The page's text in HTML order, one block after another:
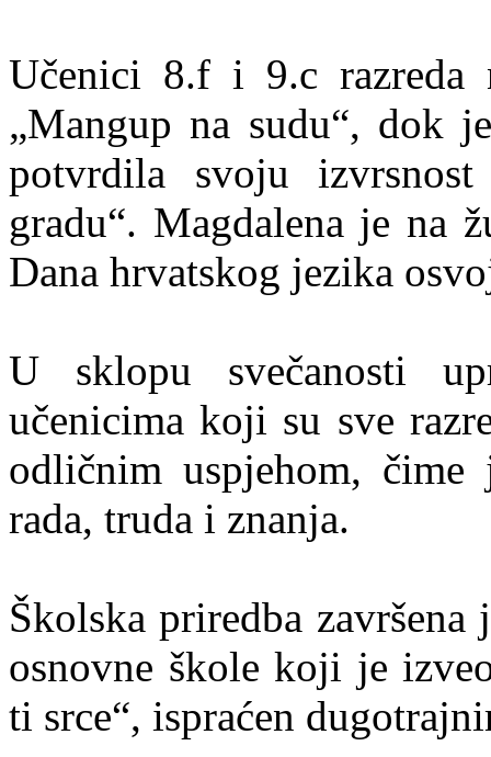
Učenici 8.f i 9.c razreda
„Mangup na sudu“, dok
potvrdila svoju
gradu“. Magdalena je na
Dana hrvatskog jezika
U sklopu svečanosti
učenicima koji su sve
odličnim uspjehom, čime
rada, truda i znanja.
Školska priredba
osnovne škole koji je
ti srce“, ispraćen